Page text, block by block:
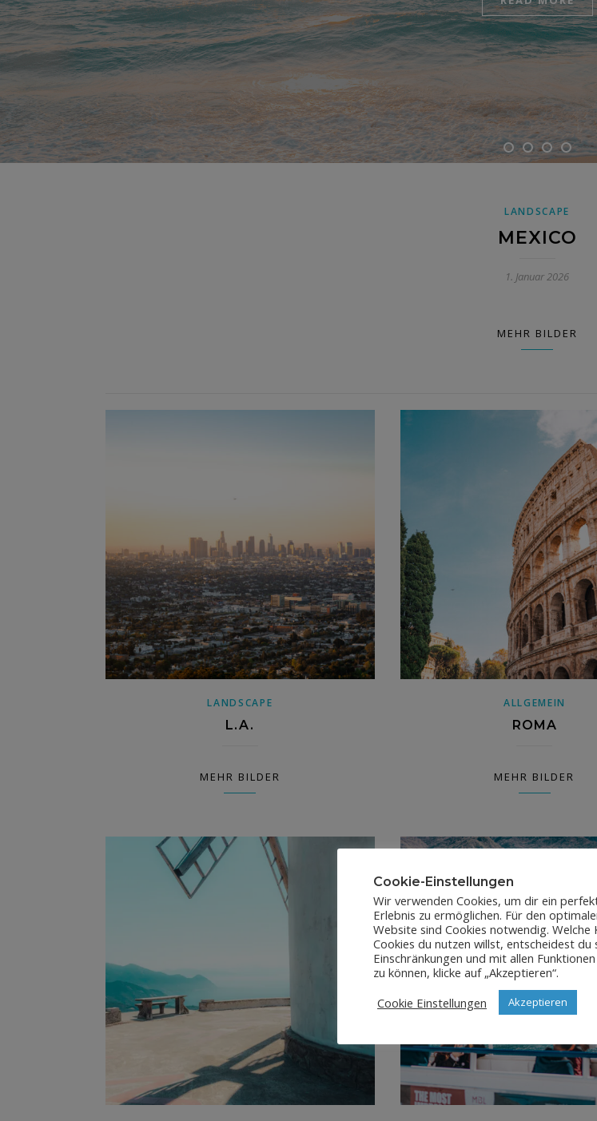
LANDSCAPE
MEXICO
1. Januar 2026
MEHR BILDER
LANDSCAPE
L.A.
MEHR BILDER
ALLGEMEIN
ROMA
MEHR BILDER
Cookie-Einstellungen
Wir verwenden Cookies, um dir ein
Erlebnis zu ermöglichen. Für den
Website sind Cookies notwendig. Welche
Cookies du nutzen willst, entscheidest du
Einschränkungen und mit allen
zu können, klicke auf „Akzeptieren“.
Cookie Einstellungen
Akzeptieren